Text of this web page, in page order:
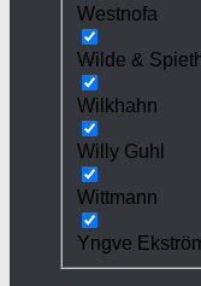
Westnofa
Wilde &
Wilkhahn
Willy Guhl
Wittmann
Yngve